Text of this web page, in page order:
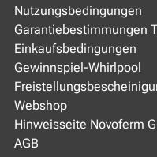
Nutzungsbedingungen
Garantiebestimmungen
Einkaufsbedingungen
Gewinnspiel-Whirlpool
Webshop
Hinweisseite Novoferm
AGB